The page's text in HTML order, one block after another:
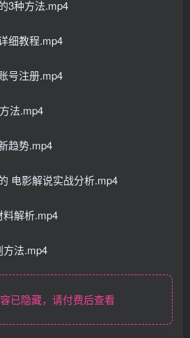
3种方法.mp4
细教程.mp4
号注册.mp4
法.mp4
趋势.mp4
电影解说实战分析.mp4
料解析.mp4
方法.mp4
已隐藏，请付费后查看